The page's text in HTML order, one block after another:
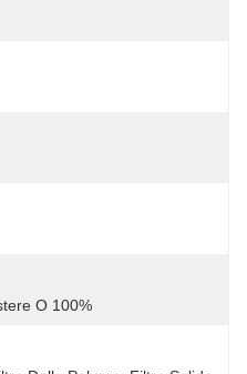
O 100%